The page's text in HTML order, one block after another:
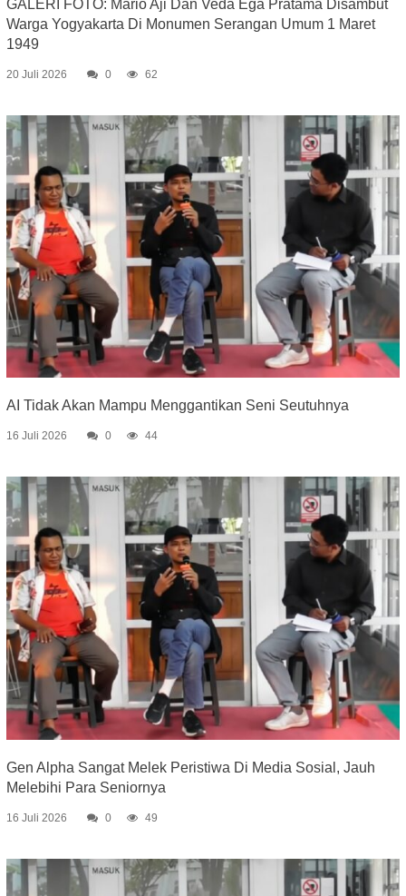
GALERI FOTO: Mario Aji Dan Veda Ega Pratama Disambut
Warga Yogyakarta Di Monumen Serangan Umum 1 Maret
1949
20 Juli 2026 0 62
AI Tidak Akan Mampu Menggantikan Seni Seutuhnya
16 Juli 2026 0 44
Gen Alpha Sangat Melek Peristiwa Di Media Sosial, Jauh
Melebihi Para Seniornya
16 Juli 2026 0 49